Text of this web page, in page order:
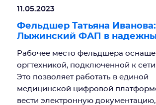
11.05.2023
Фельдшер Татьяна Иванова:
Лыжинский ФАП в
Рабочее место фельдшера
оргтехникой, подключенной к сети
Это позволяет работать в единой
медицинской цифровой
вести электронную документацию,